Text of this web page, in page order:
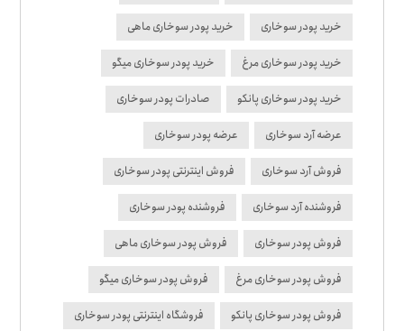
خرید پودر سوخاری خرید پودر سوخاری ماهی
خرید پودر سوخاری مرغ خرید پودر سوخاری میگو
خرید پودر سوخاری پانکو صادرات پودر سوخاری
عرضه آرد سوخاری عرضه پودر سوخاری
فروش آرد سوخاری فروش اینترنتی پودر سوخاری
فروشنده آرد سوخاری فروشنده پودر سوخاری
فروش پودر سوخاری فروش پودر سوخاری ماهی
فروش پودر سوخاری مرغ فروش پودر سوخاری میگو
فروش پودر سوخاری پانکو فروشگاه اینترنتی پودر سوخاری